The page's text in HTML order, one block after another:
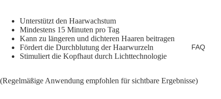
FAQ
Unterstützt den Haarwachstum
Mindestens 15 Minuten pro Tag
Kann zu längeren und dichteren Haaren beitragen
Fördert die Durchblutung der Haarwurzeln
Stimuliert die Kopfhaut durch Lichttechnologie
(Regelmäßige Anwendung empfohlen für sichtbare Ergebnisse)